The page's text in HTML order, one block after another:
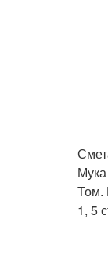
Мука
Том.
1, 5